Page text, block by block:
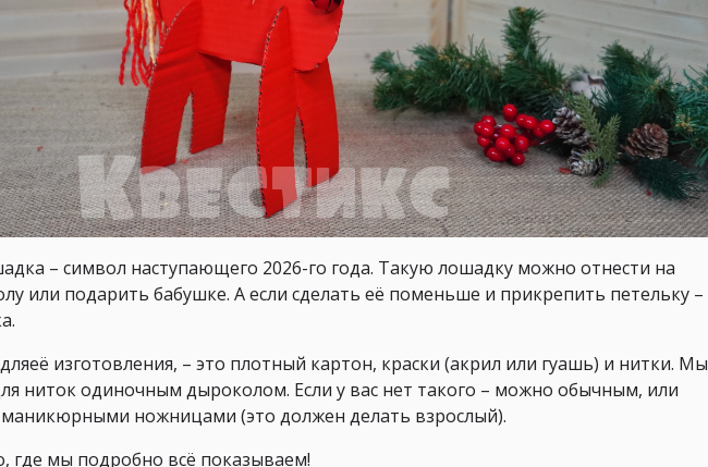
– символ наступающего 2026-го года. Такую лошадку можно отнести на
или подарить бабушке. А если сделать её поменьше и прикрепить петельку –
изготовления, – это плотный картон, краски (акрил или гуашь) и нитки. Мы
ниток одиночным дыроколом. Если у вас нет такого – можно обычным, или
ножницами (это должен делать взрослый).
где мы подробно всё показываем!